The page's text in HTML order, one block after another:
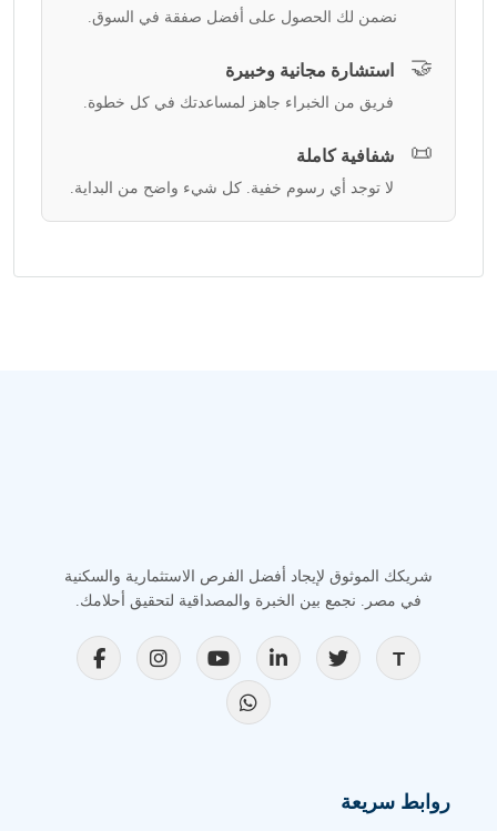
نضمن لك الحصول على أفضل صفقة في السوق.
🤝 استشارة مجانية وخبيرة
فريق من الخبراء جاهز لمساعدتك في كل خطوة.
📜 شفافية كاملة
لا توجد أي رسوم خفية. كل شيء واضح من البداية.
شريكك الموثوق لإيجاد أفضل الفرص الاستثمارية والسكنية
في مصر. نجمع بين الخبرة والمصداقية لتحقيق أحلامك.
روابط سريعة